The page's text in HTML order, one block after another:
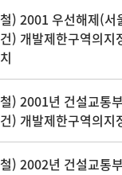
철) 2001 우선해제(서
건) 개발제한구역의지
치
철) 2001년 건설교통
건) 개발제한구역의지
철) 2002년 건설교통